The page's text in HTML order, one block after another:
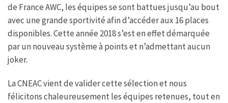
de France AWC, les équipes se sont battues jusqu’au bout
avec une grande sportivité afin d’accéder aux 16 places
disponibles. Cette année 2018 s’est en effet démarquée
par un nouveau système à points et n’admettant aucun
joker.
La CNEAC vient de valider cette sélection et nous
félicitons chaleureusement les équipes retenues, tout en